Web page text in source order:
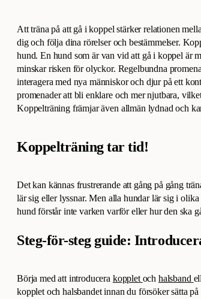
Att träna på att gå i koppel stärker relationen
dig och följa dina rörelser och bestämmelser.
hund. En hund som är van vid att gå i koppel är
minskar risken för olyckor. Regelbundna
interagera med nya människor och djur på ett
promenader att bli enklare och mer njutbara,
Koppelträning främjar även allmän lydnad och
Koppelträning tar tid!
Det kan kännas frustrerande att gång på gång
lär sig eller lyssnar. Men alla hundar lär sig i
hund förstår inte varken varför eller hur den ska
Steg-för-steg guide:
Börja med att introducera kopplet och halsband
kopplet och halsbandet innan du försöker sätta